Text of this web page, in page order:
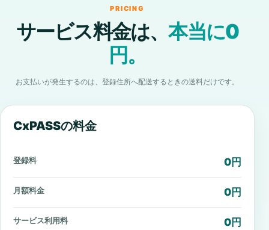
PRICING
サービス料金は、本当に0
円。
お支払いが発生するのは、登録住所へ配送するときの送料だけです。
CxPASSの料金
登録料 0円
月額料金 0円
サービス利用料 0円